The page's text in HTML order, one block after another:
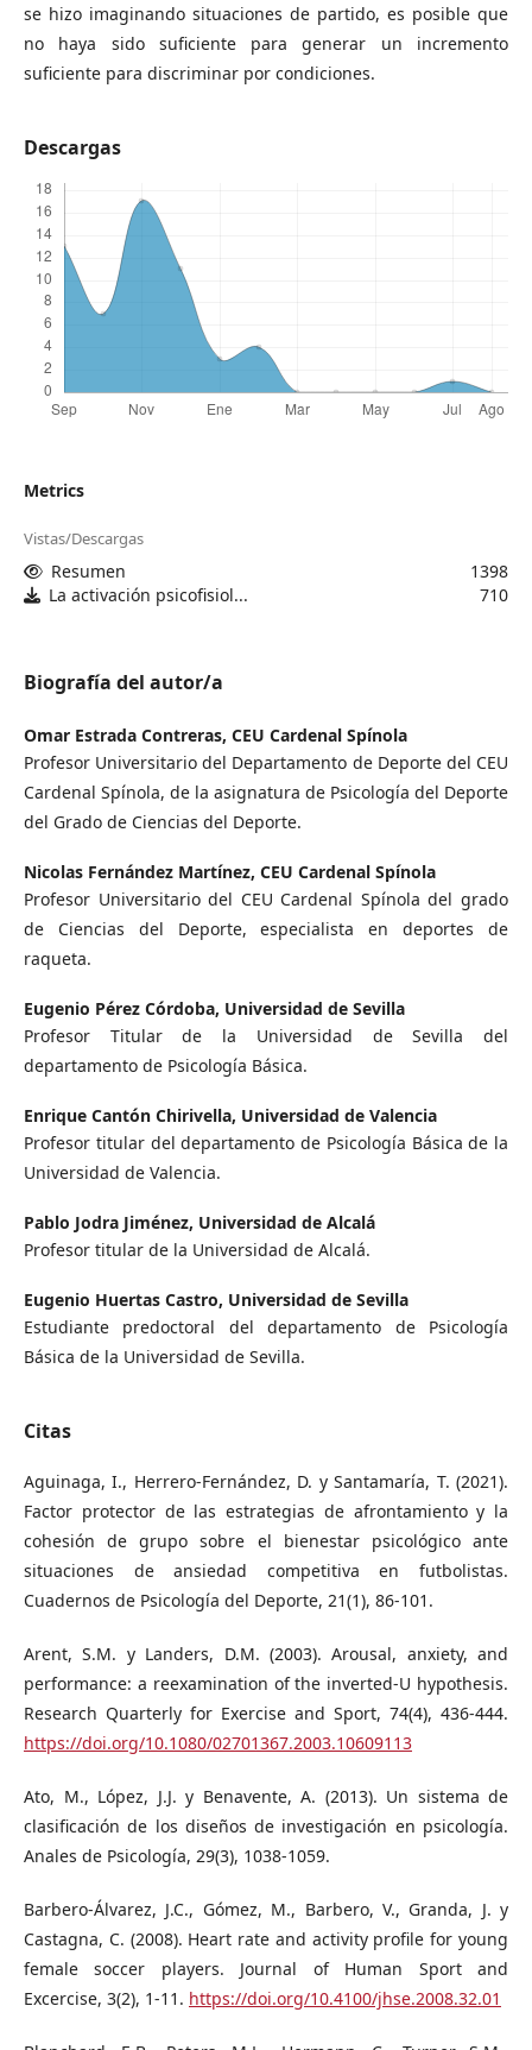
se hizo imaginando situaciones de partido, es posible que
no haya sido suficiente para generar un incremento
suficiente para discriminar por condiciones.
Descargas
Metrics
Vistas/Descargas
Resumen
1398
La activación psicofisiol...
710
Biografía del autor/a
Omar Estrada Contreras, CEU Cardenal Spínola
Profesor Universitario del Departamento de Deporte del CEU
Cardenal Spínola, de la asignatura de Psicología del Deporte
del Grado de Ciencias del Deporte.
Nicolas Fernández Martínez, CEU Cardenal Spínola
Profesor Universitario del CEU Cardenal Spínola del grado
de Ciencias del Deporte, especialista en deportes de
raqueta.
Eugenio Pérez Córdoba, Universidad de Sevilla
Profesor Titular de la Universidad de Sevilla del
departamento de Psicología Básica.
Enrique Cantón Chirivella, Universidad de Valencia
Profesor titular del departamento de Psicología Básica de la
Universidad de Valencia.
Pablo Jodra Jiménez, Universidad de Alcalá
Profesor titular de la Universidad de Alcalá.
Eugenio Huertas Castro, Universidad de Sevilla
Estudiante predoctoral del departamento de Psicología
Básica de la Universidad de Sevilla.
Citas
Aguinaga, I., Herrero-Fernández, D. y Santamaría, T. (2021).
Factor protector de las estrategias de afrontamiento y la
cohesión de grupo sobre el bienestar psicológico ante
situaciones de ansiedad competitiva en futbolistas.
Cuadernos de Psicología del Deporte, 21(1), 86-101.
Arent, S.M. y Landers, D.M. (2003). Arousal, anxiety, and
performance: a reexamination of the inverted-U hypothesis.
Research Quarterly for Exercise and Sport, 74(4), 436-444.
https://doi.org/10.1080/02701367.2003.10609113
Ato, M., López, J.J. y Benavente, A. (2013). Un sistema de
clasificación de los diseños de investigación en psicología.
Anales de Psicología, 29(3), 1038-1059.
Barbero-Álvarez, J.C., Gómez, M., Barbero, V., Granda, J. y
Castagna, C. (2008). Heart rate and activity profile for young
female soccer players. Journal of Human Sport and
Excercise, 3(2), 1-11. https://doi.org/10.4100/jhse.2008.32.01